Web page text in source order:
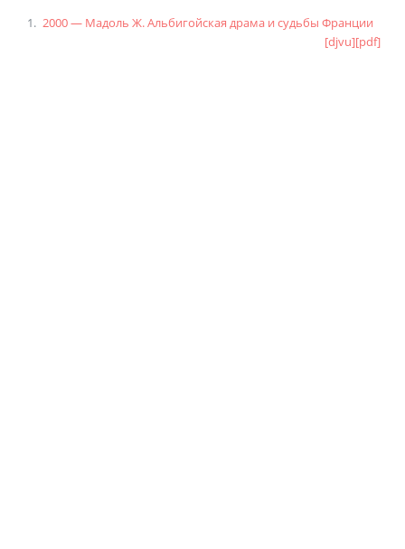
2000 — Мадоль Ж. Альбигойская драма и судьбы Франции
[djvu][pdf]